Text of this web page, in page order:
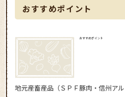
おすすめポイント
おすすめポイント
地元産畜産品（ＳＰＦ豚肉・信州ア